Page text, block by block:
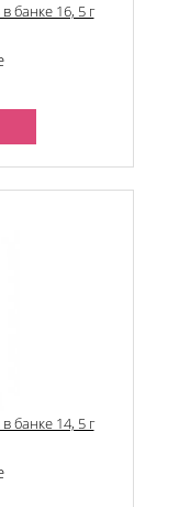
банке 16, 5 г
банке 14, 5 г